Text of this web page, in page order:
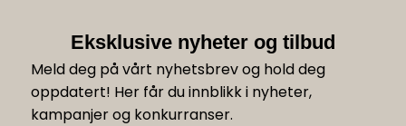
Eksklusive nyheter og tilbud
Meld deg på vårt nyhetsbrev og hold deg
oppdatert! Her får du innblikk i nyheter,
kampanjer og konkurranser.